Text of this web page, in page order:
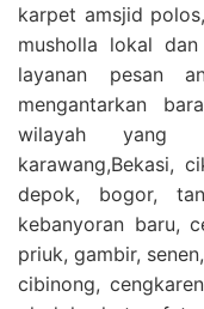
karpet amsjid
musholla lokal
layanan pesan
mengantarkan
wilayah yang
karawang,Bekasi,
depok, bogor,
kebanyoran baru,
priuk, gambir,
cibinong,